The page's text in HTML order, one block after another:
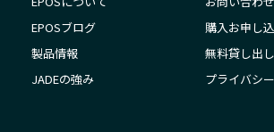
EPOSブログ
製品情報
JADEの強み
購入お申し
無料貸し出
プライバシ